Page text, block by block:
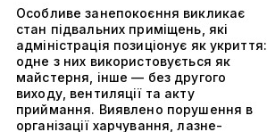
Особливе занепокоєння викликає
стан підвальних приміщень, які
адміністрація позиціонує як укриття:
одне з них використовується як
майстерня, інше — без другого
виходу, вентиляції та акту
приймання. Виявлено порушення в
організації харчування, лазне-